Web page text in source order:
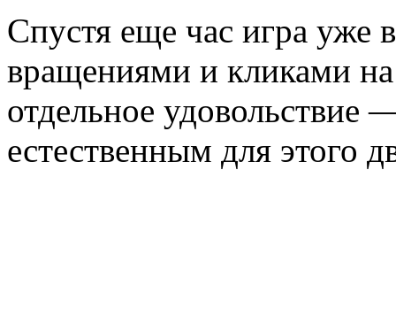
Спустя еще час игра уже
вращениями и кликами
отдельное удовольствие
естественным для этого